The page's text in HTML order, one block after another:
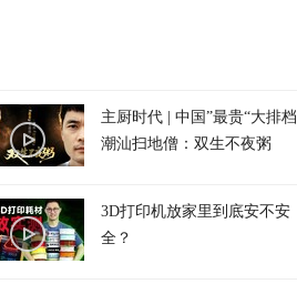
主厨时代 | 中国”最贵“大排档
潮汕扫地僧：双生不夜粥
3D打印机放家里到底安不安
全？